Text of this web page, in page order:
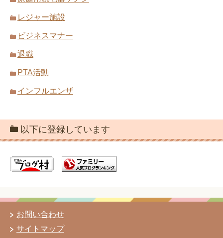
レジャー施設
ビジネスマナー
退職
PTA活動
インフルエンザ
以下に登録しています
お問い合わせ
サイトマップ